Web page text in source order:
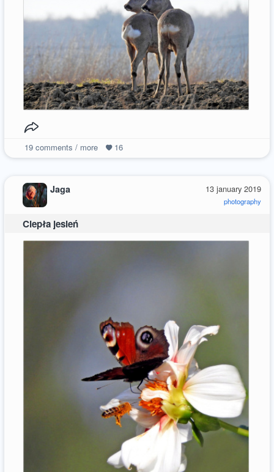
19comments / more 16
13 january 2019
photography
Jaga
Ciepła jesień